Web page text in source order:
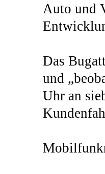
Auto und
Das
und
Uhr an